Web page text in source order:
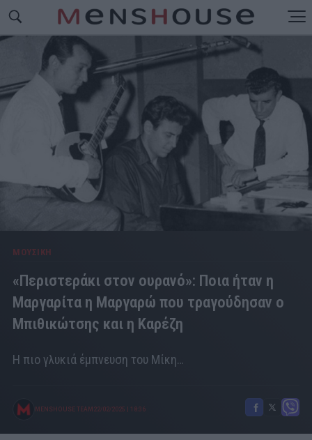
ΜΟΥΣΙΚΗ
«Περιστεράκι στον ουρανό»: Ποια ήταν η
Μαργαρίτα η Μαργαρώ που τραγούδησαν ο
Μπιθικώτσης και η Καρέζη
Η πιο γλυκιά έμπνευση του Μίκη…
MENSHOUSE TEAM 22/02/2025 18:36